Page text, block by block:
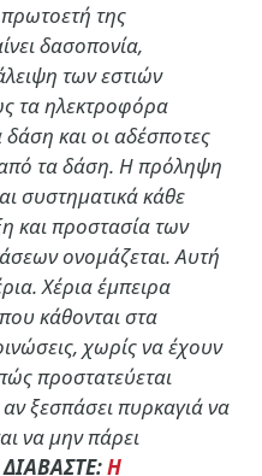
της
δασοπονία,
των εστιών
τα ηλεκτροφόρα
και οι αδέσποτες
τα δάση. Η πρόληψη
συστηματικά κάθε
και προστασία των
ονομάζεται. Αυτή
Χέρια έμπειρα
κάθονται στα
χωρίς να έχουν
προστατεύεται
ξεσπάσει πυρκαγιά να
να μην πάρει
ΔΙΑΒΑΣΤΕ:Η